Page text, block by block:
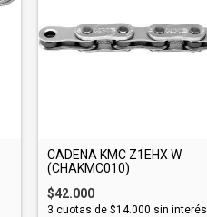
CADENA KMC Z1EHX W
(CHAKMC010)
$42.000
3 cuotas de $14.000 sin interés